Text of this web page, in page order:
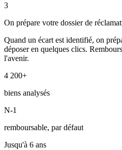
3
On prépare votre dossier de
Quand un écart est identifié, on
déposer en quelques clics.
l'avenir.
4 200+
biens analysés
N-1
remboursable, par défaut
Jusqu'à 6 ans